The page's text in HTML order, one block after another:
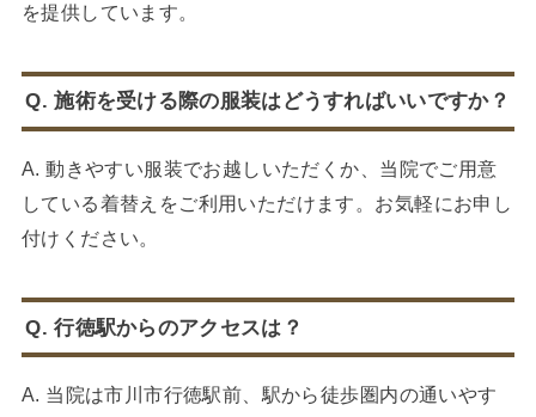
を提供しています。
Q. 施術を受ける際の服装はどうすればいいですか？
A. 動きやすい服装でお越しいただくか、当院でご用意
している着替えをご利用いただけます。お気軽にお申し
付けください。
Q. 行徳駅からのアクセスは？
A. 当院は市川市行徳駅前、駅から徒歩圏内の通いやす